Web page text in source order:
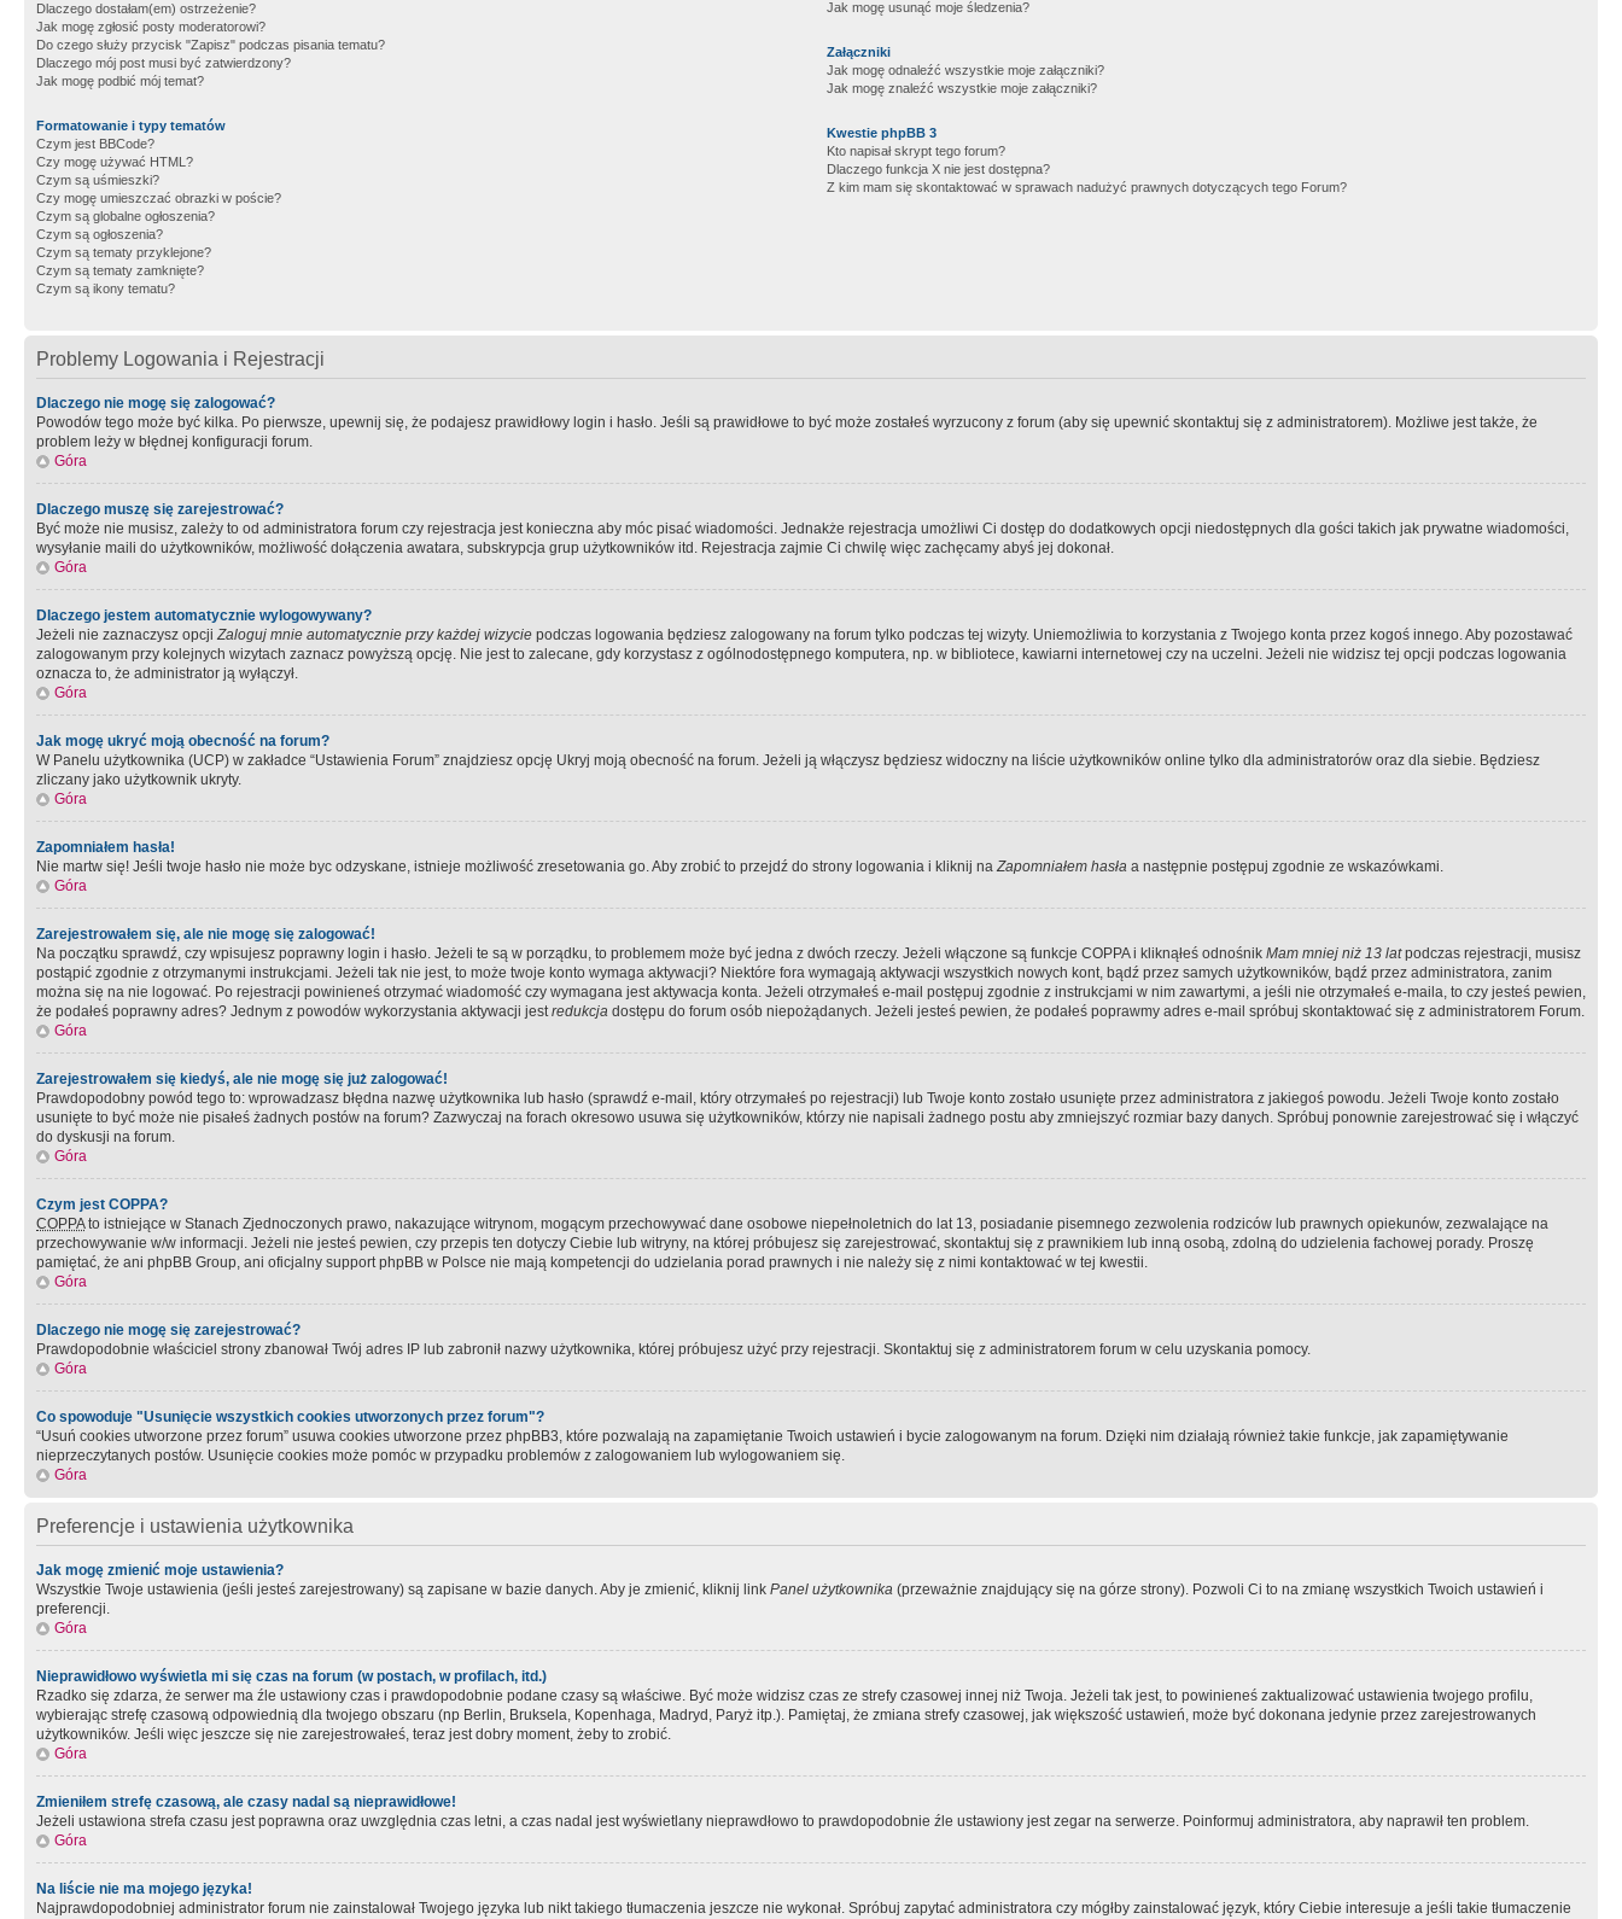
Dlaczego dostałam(em) ostrzeżenie?
Jak mogę zgłosić posty moderatorowi?
Do czego służy przycisk "Zapisz" podczas pisania tematu?
Dlaczego mój post musi być zatwierdzony?
Jak mogę podbić mój temat?
Formatowanie i typy tematów
Czym jest BBCode?
Czy mogę używać HTML?
Czym są uśmieszki?
Czy mogę umieszczać obrazki w poście?
Czym są globalne ogłoszenia?
Czym są ogłoszenia?
Czym są tematy przyklejone?
Czym są tematy zamknięte?
Czym są ikony tematu?
Jak mogę usunąć moje śledzenia?
Załączniki
Jak mogę odnaleźć wszystkie moje załączniki?
Jak mogę znaleźć wszystkie moje załączniki?
Kwestie phpBB 3
Kto napisał skrypt tego forum?
Dlaczego funkcja X nie jest dostępna?
Z kim mam się skontaktować w sprawach nadużyć prawnych dotyczących tego Forum?
Problemy Logowania i Rejestracji
Dlaczego nie mogę się zalogować?
Powodów tego może być kilka. Po pierwsze, upewnij się, że podajesz prawidłowy login i hasło. Jeśli są prawidłowe to być może zostałeś wyrzucony z forum (aby się upewnić skontaktuj się z administratorem). Możliwe jest także, że
problem leży w błędnej konfiguracji forum.
Góra
Dlaczego muszę się zarejestrować?
Być może nie musisz, zależy to od administratora forum czy rejestracja jest konieczna aby móc pisać wiadomości. Jednakże rejestracja umożliwi Ci dostęp do dodatkowych opcji niedostępnych dla gości takich jak prywatne wiadomości,
wysyłanie maili do użytkowników, możliwość dołączenia awatara, subskrypcja grup użytkowników itd. Rejestracja zajmie Ci chwilę więc zachęcamy abyś jej dokonał.
Góra
Dlaczego jestem automatycznie wylogowywany?
Jeżeli nie zaznaczysz opcjiZaloguj mnie automatycznie przy każdej wizycie podczas logowania będziesz zalogowany na forum tylko podczas tej wizyty. Uniemożliwia to korzystania z Twojego konta przez kogoś innego. Aby pozostawać
zalogowanym przy kolejnych wizytach zaznacz powyższą opcję. Nie jest to zalecane, gdy korzystasz z ogólnodostępnego komputera, np. w bibliotece, kawiarni internetowej czy na uczelni. Jeżeli nie widzisz tej opcji podczas logowania
oznacza to, że administrator ją wyłączył.
Góra
Jak mogę ukryć moją obecność na forum?
W Panelu użytkownika (UCP) w zakładce “Ustawienia Forum” znajdziesz opcję Ukryj moją obecność na forum. Jeżeli ją włączysz będziesz widoczny na liście użytkowników online tylko dla administratorów oraz dla siebie. Będziesz
zliczany jako użytkownik ukryty.
Góra
Zapomniałem hasła!
Nie martw się! Jeśli twoje hasło nie może byc odzyskane, istnieje możliwość zresetowania go. Aby zrobić to przejdź do strony logowania i kliknij naZapomniałem hasła a następnie postępuj zgodnie ze wskazówkami.
Góra
Zarejestrowałem się, ale nie mogę się zalogować!
Na początku sprawdź, czy wpisujesz poprawny login i hasło. Jeżeli te są w porządku, to problemem może być jedna z dwóch rzeczy. Jeżeli włączone są funkcje COPPA i kliknąłeś odnośnik Mam mniej niż 13 latpodczas rejestracji, musisz
postąpić zgodnie z otrzymanymi instrukcjami. Jeżeli tak nie jest, to może twoje konto wymaga aktywacji? Niektóre fora wymagają aktywacji wszystkich nowych kont, bądź przez samych użytkowników, bądź przez administratora, zanim
można się na nie logować. Po rejestracji powinieneś otrzymać wiadomość czy wymagana jest aktywacja konta. Jeżeli otrzymałeś e-mail postępuj zgodnie z instrukcjami w nim zawartymi, a jeśli nie otrzymałeś e-maila, to czy jesteś pewien,
że podałeś poprawny adres? Jednym z powodów wykorzystania aktywacji jestredukcja dostępu do forum osób niepożądanych. Jeżeli jesteś pewien, że podałeś poprawmy adres e-mail spróbuj skontaktować się z administratorem Forum.
Góra
Zarejestrowałem się kiedyś, ale nie mogę się już zalogować!
Prawdopodobny powód tego to: wprowadzasz błędna nazwę użytkownika lub hasło (sprawdź e-mail, który otrzymałeś po rejestracji) lub Twoje konto zostało usunięte przez administratora z jakiegoś powodu. Jeżeli Twoje konto zostało
usunięte to być może nie pisałeś żadnych postów na forum? Zazwyczaj na forach okresowo usuwa się użytkowników, którzy nie napisali żadnego postu aby zmniejszyć rozmiar bazy danych. Spróbuj ponownie zarejestrować się i włączyć
do dyskusji na forum.
Góra
Czym jest COPPA?
COPPAto istniejące w Stanach Zjednoczonych prawo, nakazujące witrynom, mogącym przechowywać dane osobowe niepełnoletnich do lat 13, posiadanie pisemnego zezwolenia rodziców lub prawnych opiekunów, zezwalające na
przechowywanie w/w informacji. Jeżeli nie jesteś pewien, czy przepis ten dotyczy Ciebie lub witryny, na której próbujesz się zarejestrować, skontaktuj się z prawnikiem lub inną osobą, zdolną do udzielenia fachowej porady. Proszę
pamiętać, że ani phpBB Group, ani oficjalny support phpBB w Polsce nie mają kompetencji do udzielania porad prawnych i nie należy się z nimi kontaktować w tej kwestii.
Góra
Dlaczego nie mogę się zarejestrować?
Prawdopodobnie właściciel strony zbanował Twój adres IP lub zabronił nazwy użytkownika, której próbujesz użyć przy rejestracji. Skontaktuj się z administratorem forum w celu uzyskania pomocy.
Góra
Co spowoduje "Usunięcie wszystkich cookies utworzonych przez forum"?
“Usuń cookies utworzone przez forum” usuwa cookies utworzone przez phpBB3, które pozwalają na zapamiętanie Twoich ustawień i bycie zalogowanym na forum. Dzięki nim działają również takie funkcje, jak zapamiętywanie
nieprzeczytanych postów. Usunięcie cookies może pomóc w przypadku problemów z zalogowaniem lub wylogowaniem się.
Góra
Preferencje i ustawienia użytkownika
Jak mogę zmienić moje ustawienia?
Wszystkie Twoje ustawienia (jeśli jesteś zarejestrowany) są zapisane w bazie danych. Aby je zmienić, kliknij link Panel użytkownika (przeważnie znajdujący się na górze strony). Pozwoli Ci to na zmianę wszystkich Twoich ustawień i
preferencji.
Góra
Nieprawidłowo wyświetla mi się czas na forum (w postach, w profilach, itd.)
Rzadko się zdarza, że serwer ma źle ustawiony czas i prawdopodobnie podane czasy są właściwe. Być może widzisz czas ze strefy czasowej innej niż Twoja. Jeżeli tak jest, to powinieneś zaktualizować ustawienia twojego profilu,
wybierając strefę czasową odpowiednią dla twojego obszaru (np Berlin, Bruksela, Kopenhaga, Madryd, Paryż itp.). Pamiętaj, że zmiana strefy czasowej, jak większość ustawień, może być dokonana jedynie przez zarejestrowanych
użytkowników. Jeśli więc jeszcze się nie zarejestrowałeś, teraz jest dobry moment, żeby to zrobić.
Góra
Zmieniłem strefę czasową, ale czasy nadal są nieprawidłowe!
Jeżeli ustawiona strefa czasu jest poprawna oraz uwzględnia czas letni, a czas nadal jest wyświetlany nieprawdłowo to prawdopodobnie źle ustawiony jest zegar na serwerze. Poinformuj administratora, aby naprawił ten problem.
Góra
Na liście nie ma mojego języka!
Najprawdopodobniej administrator forum nie zainstalował Twojego języka lub nikt takiego tłumaczenia jeszcze nie wykonał. Spróbuj zapytać administratora czy mógłby zainstalować język, który Ciebie interesuje a jeśli takie tłumaczenie